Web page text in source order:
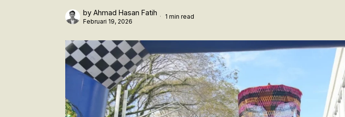
by Ahmad Hasan Fatih
Februari 19, 2026
1 min read